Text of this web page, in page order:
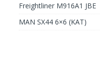
Freightliner M916A1 JBE
MAN SX44 6×6 (KAT)